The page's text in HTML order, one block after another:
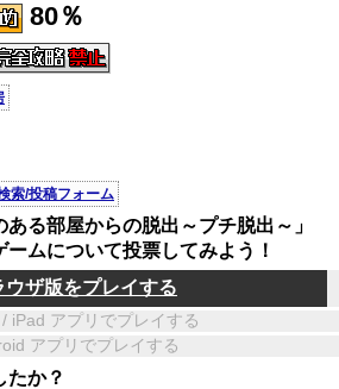
80％
索/投稿フォーム
ある部屋からの脱出～プチ脱出～」
ムについて投票してみよう！
ウザ版をプレイする
iPad アプリでプレイする
アプリでプレイする
たか？